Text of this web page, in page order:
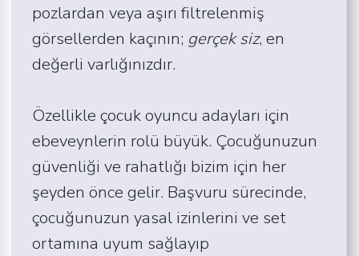
pozlardan veya aşırı filtrelenmiş
görsellerden kaçının; gerçek siz, en
değerli varlığınızdır.
Özellikle çocuk oyuncu adayları için
ebeveynlerin rolü büyük. Çocuğunuzun
güvenliği ve rahatlığı bizim için her
şeyden önce gelir. Başvuru sürecinde,
çocuğunuzun yasal izinlerini ve set
ortamına uyum sağlayıp